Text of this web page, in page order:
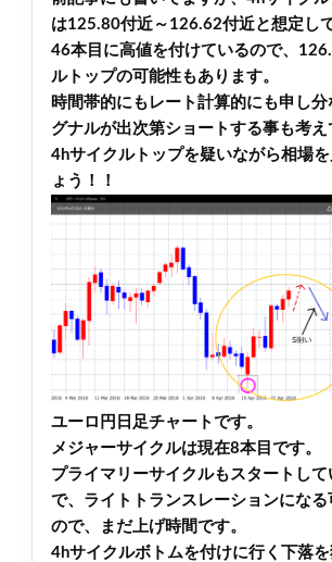
は125.80付近～126.62付近と想定して
46本目に高値を付けているので、
ルトップの可能性もあります。
時間帯的にもレート計算的にも申し
グナルが出次第ショートする事も考え
4hサイクルトップを疑いながら相場
ょう！！
ユーロ円日足チャートです。
メジャーサイクルは現在8本目です。
プライマリーサイクルもスタートし
で、ライトトランスレーションになる
ので、まだ上げ時間です。
4hサイクルボトムを付けに行く下落